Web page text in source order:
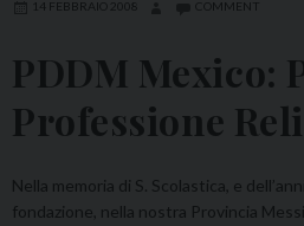
14 FEBBRAIO 2008 COMMENT
PDDM Mexico:
Professione
Nella memoria di S. Scolastica, e
fondazione, nella nostra Provincia